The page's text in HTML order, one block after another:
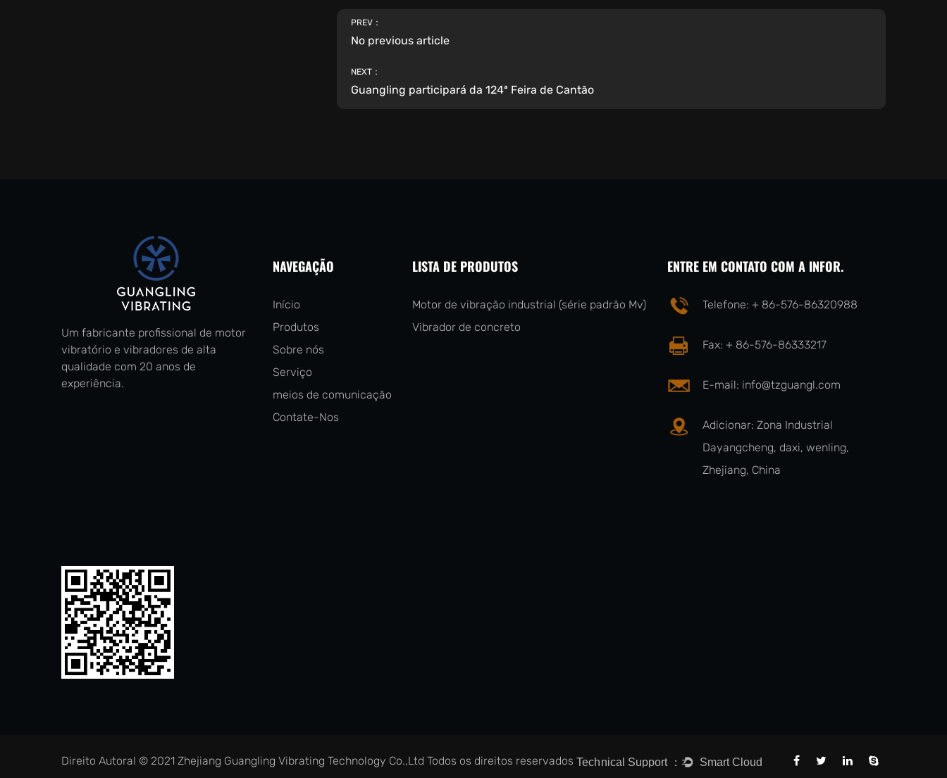
PREV：
No previous article
NEXT：
Guangling participará da 124ª Feira de Cantão
Um fabricante profissional de motor
vibratório e vibradores de alta
qualidade com 20 anos de
experiência.
NAVEGAÇÃO
Início
Produtos
Sobre nós
Serviço
meios de comunicação
Contate-Nos
LISTA DE PRODUTOS
Motor de vibração industrial (série padrão Mv)
Vibrador de concreto
ENTRE EM CONTATO COM A INFOR.
Telefone: + 86-576-86320988
Fax: + 86-576-86333217
E-mail: info@tzguangl.com
Adicionar: Zona Industrial
Dayangcheng, daxi, wenling,
Zhejiang, China
Direito Autoral © 2021 Zhejiang Guangling Vibrating Technology Co.,Ltd Todos os direitos reservados